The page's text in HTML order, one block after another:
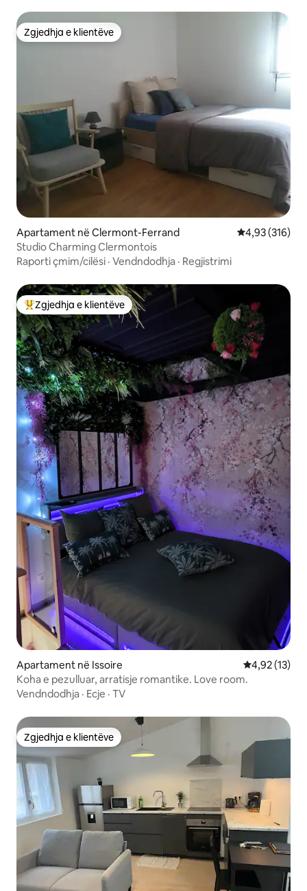
Zgjedhja e klientëve
Zgjedhja e klientëve
Apartament në Clermont-Ferrand Vlerësimi
4,93 (316)
Studio Charming Clermontois
Raporti çmim/cilësi · Vendndodhja · Regjistrimi
Më të mirat e zgjedhjeve të klientëve
Zgjedhja e klientëve
Apartament në Issoire Vlerësimi
4,92 (13)
Koha e pezulluar, arratisje romantike. Love room.
Vendndodhja · Ecje · TV
Zgjedhja e klientëve
Zgjedhja e klientëve